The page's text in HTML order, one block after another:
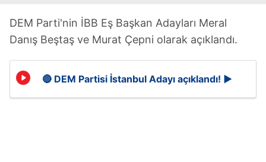
DEM Parti'nin İBB Eş Başkan Adayları Meral
Danış Beştaş ve Murat Çepni olarak açıklandı.
🔴 DEM Partisi İstanbul Adayı açıklandı! ▶️